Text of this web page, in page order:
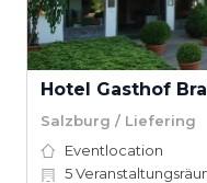
Hotel Gasthof
Salzburg / Liefering
Eventlocation
5